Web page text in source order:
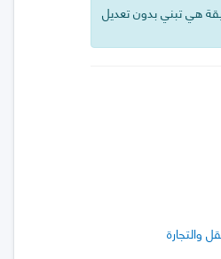
هي تبني بدون تعديل
والتجارة